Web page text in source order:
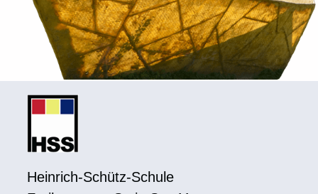
Heinrich-Schütz-Schule